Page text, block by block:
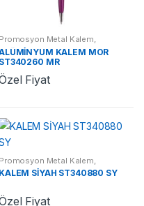
Promosyon Metal Kalem,
Promosyon KalemlerKALEM MOR
ST340260 MR
Fiyat
Promosyon Metal Kalem
Promosyon Kalemler
KALEM SİYAH ST340880 SY
Fiyat